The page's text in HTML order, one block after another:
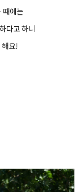
때에는
다고 하니
해요!